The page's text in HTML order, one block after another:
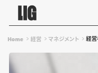
Home 経営 マネジメント 経営